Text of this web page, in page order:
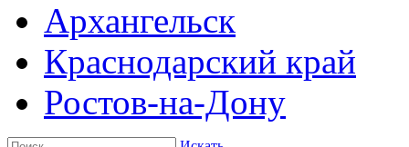
Архангельск
Краснодарский край
Ростов-на-Дону